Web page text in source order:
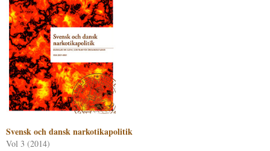
Svensk och dansk narkotikapolitik
Vol 3 (2014)